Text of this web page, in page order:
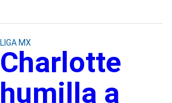
LIGA MX
Charlotte
humilla a